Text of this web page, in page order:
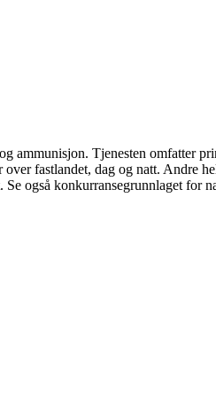
ammunisjon. Tjenesten omfatter
fastlandet, dag og natt. Andre
også konkurransegrunnlaget for